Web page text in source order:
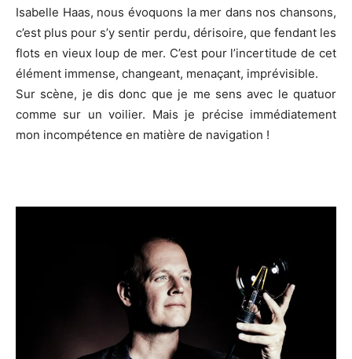
Isabelle Haas, nous évoquons la mer dans nos chansons,
c’est plus pour s’y sentir perdu, dérisoire, que fendant les
flots en vieux loup de mer. C’est pour l’incertitude de cet
élément immense, changeant, menaçant, imprévisible.
Sur scène, je dis donc que je me sens avec le quatuor
comme sur un voilier. Mais je précise immédiatement
mon incompétence en matière de navigation !